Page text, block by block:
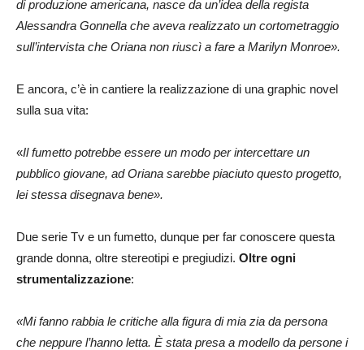
di produzione americana, nasce da un’idea della regista
Alessandra Gonnella che aveva realizzato un cortometraggio
sull’intervista che Oriana non riuscì a fare a Marilyn Monroe».
E ancora, c’è in cantiere la realizzazione di una graphic novel
sulla sua vita:
«Il fumetto potrebbe essere un modo per intercettare un
pubblico giovane, ad Oriana sarebbe piaciuto questo progetto,
lei stessa disegnava bene».
Due serie Tv e un fumetto, dunque per far conoscere questa
grande donna, oltre stereotipi e pregiudizi. Oltre ogni
strumentalizzazione:
«Mi fanno rabbia le critiche alla figura di mia zia da persona
che neppure l’hanno letta. È stata presa a modello da persone i